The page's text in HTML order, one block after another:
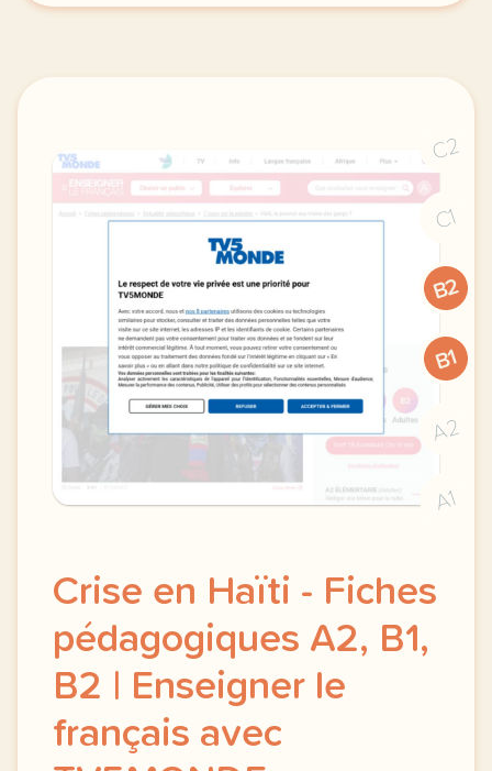
C2
C1
B2
B1
A2
A1
Crise en Haïti - Fiches
pédagogiques A2, B1,
B2 | Enseigner le
français avec